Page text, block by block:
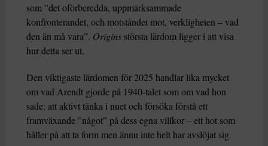
som ”det oförberedda, uppmärksammade
konfronterandet, och motståndet mot, verkligheten – vad
den än må vara”. Origins största lärdom ligger i att visa
hur detta ser ut.
Den viktigaste lärdomen för 2025 handlar lika mycket
om vad Arendt gjorde på 1940-talet som om vad hon
sade: att aktivt tänka i nuet och försöka förstå ett
framväxande ”något” på dess egna villkor – ett hot som
håller på att ta form men ännu inte helt har avslöjat sig.